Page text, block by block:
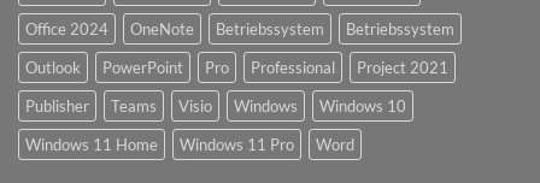
Office 2024
OneNote Betriebssystem
Betriebssystem
Outlook
PowerPoint Pro Professional
Project 2021
Publisher
Teams Visio Windows
Windows 10
Windows 11 Home
Windows 11 Pro Word